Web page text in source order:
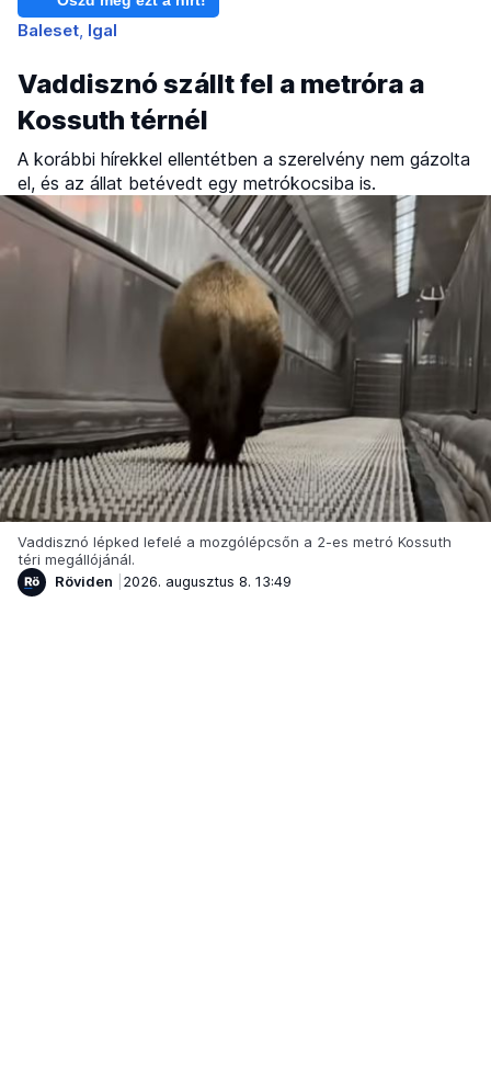
Baleset Igal
Vaddisznó szállt fel a metróra a
Kossuth térnél
A korábbi hírekkel ellentétben a szerelvény nem gázolta
el, és az állat betévedt egy metrókocsiba is.
Vaddisznó lépked lefelé a mozgólépcsőn a 2-es metró Kossuth
téri megállójánál.
Röviden
2026. augusztus 8. 13:49